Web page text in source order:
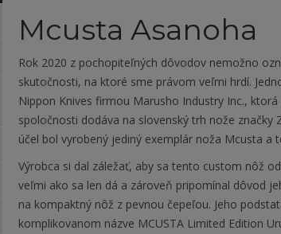
Mcusta Asanoha
Rok 2020 z pochopiteľných dôvodov nemožno
skutočnosti, na ktoré sme právom veľmi hrdí.
Nippon Knives firmou Marusho Industry Inc.,
spoločnosti dodáva na slovenský trh nože značky
účel bol vyrobený jediný exemplár noža Mcusta a
Výrobca si dal záležať, aby sa tento custom nôž
veľmi ako sa len dá a zároveň pripomínal dôvod
na kompaktný nôž z pevnou čepeľou. Jeho
komplikovanom názve MCUSTA Limited Edition